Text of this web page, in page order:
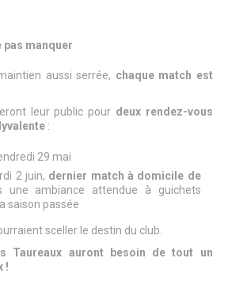
pas manquer
aussi serrée, chaque match est
leur public pour deux rendez-vous
:
29 mai
2 juin, dernier match à domicile de
une ambiance attendue à guichets
saison passée
sceller le destin du club.
Taureaux auront besoin de tout un
!